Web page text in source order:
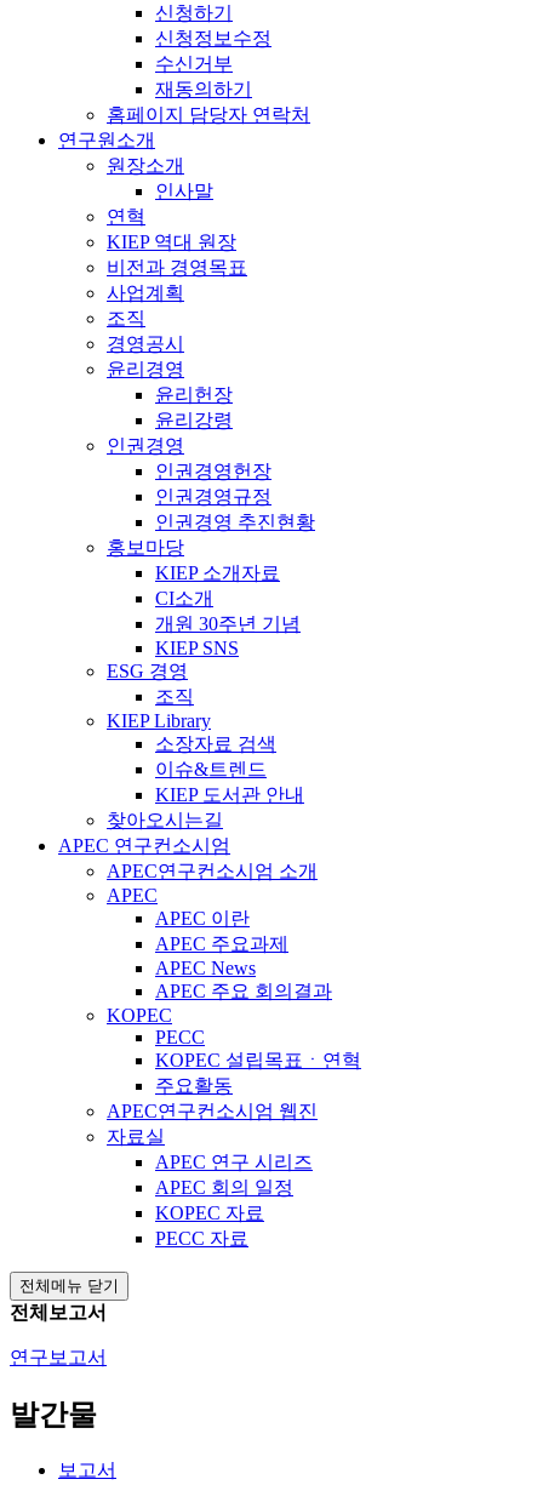
신청하기
신청정보수정
수신거부
재동의하기
홈페이지 담당자 연락처
연구원소개
원장소개
인사말
연혁
KIEP 역대 원장
비전과 경영목표
사업계획
조직
경영공시
윤리경영
윤리헌장
윤리강령
인권경영
인권경영헌장
인권경영규정
인권경영 추진현황
홍보마당
KIEP 소개자료
CI소개
개원 30주년 기념
KIEP SNS
ESG 경영
조직
KIEP Library
소장자료 검색
이슈&트렌드
KIEP 도서관 안내
찾아오시는길
APEC 연구컨소시엄
APEC연구컨소시엄 소개
APEC
APEC 이란
APEC 주요과제
APEC News
APEC 주요 회의결과
KOPEC
PECC
KOPEC 설립목표ㆍ연혁
주요활동
APEC연구컨소시엄 웹진
자료실
APEC 연구 시리즈
APEC 회의 일정
KOPEC 자료
PECC 자료
전체메뉴 닫기
전체보고서
연구보고서
발간물
보고서